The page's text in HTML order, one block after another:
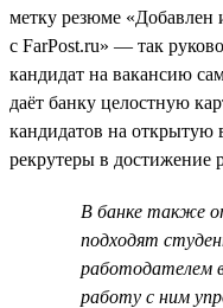
метку резюме «Добавлен
с FarPost.ru» — так
кандидат на вакансию
даёт банку целостную
кандидатов на открытую
рекрутеры в достижение
В банке также
подходят
работодателем
работу с ним